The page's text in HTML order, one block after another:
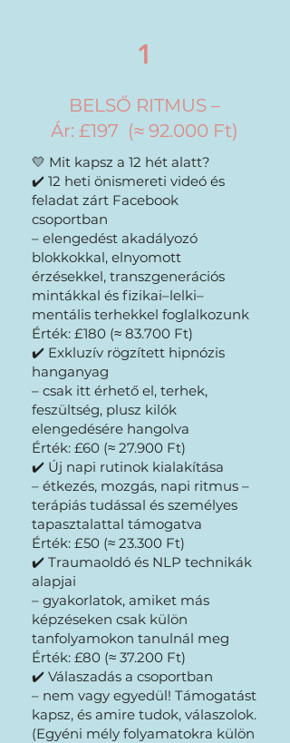
1
BELSŐ RITMUS –
Ár: £197 (≈ 92.000 Ft)
💛 Mit kapsz a 12 hét alatt?
✔️ 12 heti önismereti videó és
feladat zárt Facebook
csoportban
– elengedést akadályozó
blokkokkal, elnyomott
érzésekkel, transzgenerációs
mintákkal és fizikai–lelki–
mentális terhekkel foglalkozunk
Érték: £180 (≈ 83.700 Ft)
✔️ Exkluzív rögzített hipnózis
hanganyag
– csak itt érhető el, terhek,
feszültség, plusz kilók
elengedésére hangolva
Érték: £60 (≈ 27.900 Ft)
✔️ Új napi rutinok kialakítása
– étkezés, mozgás, napi ritmus –
terápiás tudással és személyes
tapasztalattal támogatva
Érték: £50 (≈ 23.300 Ft)
✔️ Traumaoldó és NLP technikák
alapjai
– gyakorlatok, amiket más
képzéseken csak külön
tanfolyamokon tanulnál meg
Érték: £80 (≈ 37.200 Ft)
✔️ Válaszadás a csoportban
– nem vagy egyedül! Támogatást
kapsz, és amire tudok, válaszolok.
(Egyéni mély folyamatokra külön